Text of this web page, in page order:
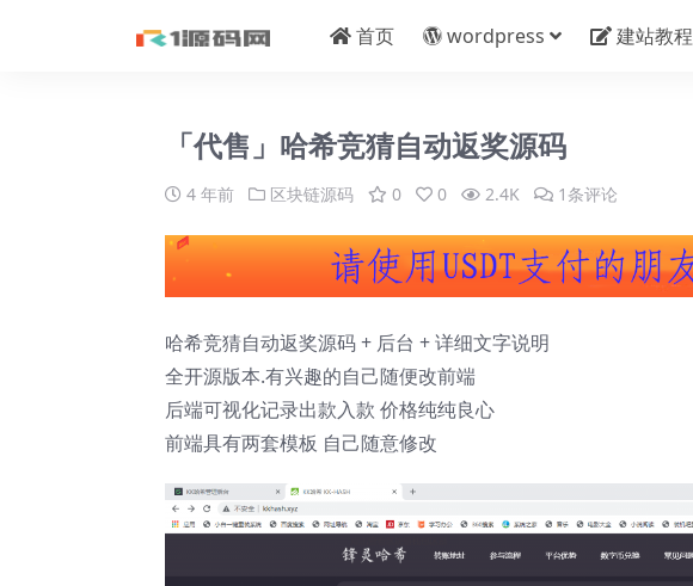
首页 wordpress 建站教程
「代售」哈希竞猜自动返奖源码
4 年前 区块链源码 0 0 2.4K 1条评论
哈希竞猜自动返奖源码 + 后台 + 详细文字说明
全开源版本.有兴趣的自己随便改前端
后端可视化记录出款入款 价格纯纯良心
前端具有两套模板 自己随意修改